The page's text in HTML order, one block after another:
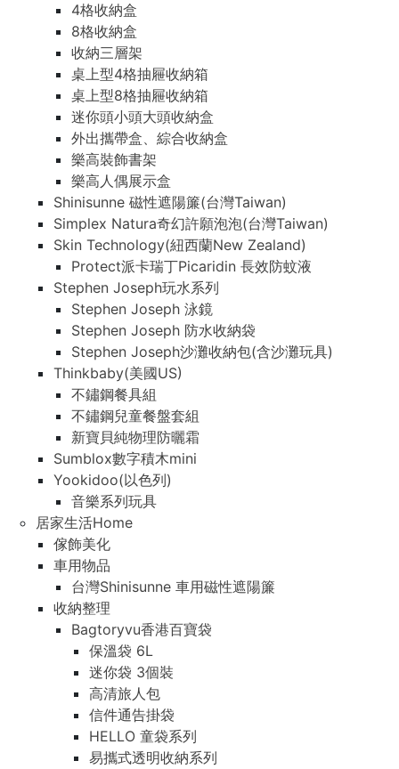
4格收納盒
8格收納盒
收納三層架
桌上型4格抽屜收納箱
桌上型8格抽屜收納箱
迷你頭小頭大頭收納盒
外出攜帶盒、綜合收納盒
樂高裝飾書架
樂高人偶展示盒
Shinisunne 磁性遮陽簾(台灣Taiwan)
Simplex Natura奇幻許願泡泡(台灣Taiwan)
Skin Technology(紐西蘭New Zealand)
Protect派卡瑞丁Picaridin 長效防蚊液
Stephen Joseph玩水系列
Stephen Joseph 泳鏡
Stephen Joseph 防水收納袋
Stephen Joseph沙灘收納包(含沙灘玩具)
Thinkbaby(美國US)
不鏽鋼餐具組
不鏽鋼兒童餐盤套組
新寶貝純物理防曬霜
Sumblox數字積木mini
Yookidoo(以色列)
音樂系列玩具
居家生活Home
傢飾美化
車用物品
台灣Shinisunne 車用磁性遮陽簾
收納整理
Bagtoryvu香港百寶袋
保溫袋 6L
迷你袋 3個裝
高清旅人包
信件通告掛袋
HELLO 童袋系列
易攜式透明收納系列